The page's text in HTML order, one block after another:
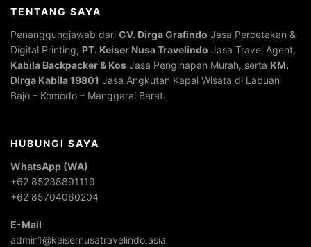
TENTANG SAYA
Penanggungjawab dari CV. Dirga Grafindo Jasa Percetakan &
Digital Printing, PT. Keiser Nusa Travelindo Jasa Travel Agent,
Kabila Backpacker & Kos Jasa Penginapan Murah, serta KM.
Dirga Kabila 19801 Jasa Angkutan Kapal Wisata di Labuan
Bajo – Komodo – Manggarai Barat.
HUBUNGI SAYA
WhatsApp (WA)
+62 85238891119
+62 85704060204
E-Mail
admin1@keisernusatravelindo.asia